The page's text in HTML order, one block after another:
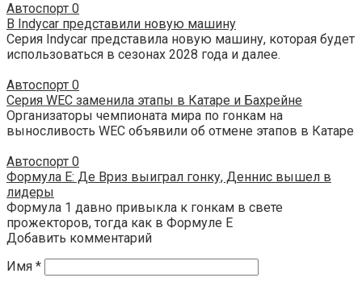
Автоспорт 0
В Indycar представили новую машину
Серия Indycar представила новую машину, которая будет
использоваться в сезонах 2028 года и далее.
Автоспорт 0
Серия WEC заменила этапы в Катаре и Бахрейне
Организаторы чемпионата мира по гонкам на
выносливость WEC объявили об отмене этапов в Катаре
Автоспорт 0
Формула E: Де Вриз выиграл гонку, Деннис вышел в
лидеры
Формула 1 давно привыкла к гонкам в свете
прожекторов, тогда как в Формуле E
Добавить комментарий
Имя *